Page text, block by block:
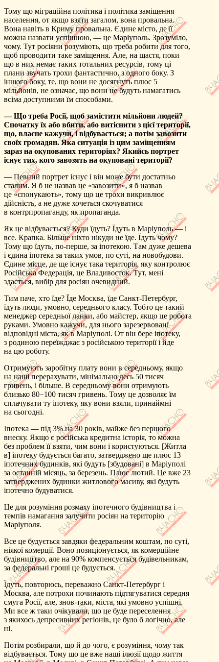
Тому що міграційна політика і політика заміщення
населення, от якщо взяти загалом, вона провальна.
Вона навіть в Криму провальна. Єдине місто, де її
можна назвати успішною, — це Маріуполь. Зрозуміло,
чому. Тут росіяни розуміють, що треба робити для того,
щоб проводити таке заміщення. Але, на щастя, поки
що в них немає таких тотальних ресурсів, тому ці
плани звучать трохи фантастично, з одного боку. З
іншого боку, те, що вони не досягнуть плюс 5
мільйонів, не означає, що вони не будуть намагатись
всіма доступними їм способами.
— Що треба Росії, щоб замістити мільйони людей?
Спочатку їх або вбити, або витіснити з цієї території,
що, власне кажучи, і відбувається; а потім завозити
своїх громадян. Яка ситуація із цим заміщенням
зараз на окупованих територіях? Якийсь портрет
існує тих, кого завозять на окуповані території?
— Певний портрет існує і він може бути достатньо
сталим. Я б не назвав це «завозити», я б назвав
це «спонукають», тому що це трохи викривлює
дійсність, а не дуже хочеться скочуватися
в контрпропаганду, як пропаганда.
Як це відбувається? Куди їдуть? Їдуть в Маріуполь — і
все. Крапка. Більше ніхто нікуди не їде. Їдуть чому?
Тому що їдуть, по-перше, за іпотекою. Там дуже дешева
і єдина іпотека за таких умов, по суті, на новобудови.
Єдине місце, де ще існує така територія, яку контролює
Російська Федерація, це Владивосток. Тут, мені
здається, вибір для росіян очевидний.
Тим паче, хто їде? Їде Москва, їде Санкт-Петербург,
їдуть люди, умовно, середнього класу. Тобто це такий
менеджер середньої ланки, або майстер, якщо це робота
руками. Умовно кажучи, для нього зарезервовані
відповідні міста, як в Маріуполі. От він бере іпотеку,
з родиною переїжджає з російською території і йде
на цю роботу.
Отримують заробітну плату вони в середньому, якщо
на наші перерахувати, мінімально десь 50 тисяч
гривень, і більше. В середньому вони отримують
близько 80−100 тисяч гривень. Тому це дозволяє їм
сплачувати ту іпотеку, яку вони взяли, принаймні
на сьогодні.
Іпотека — під 3% на 30 років, майже без першого
внеску. Якщо є російська кредитна історія, то можна
без проблем її взяти, чим вони і користуються. [Житла
в] іпотеку будується багато, затверджено ще плюс 13
іпотечних будинків, які будуть [збудовані] в Маріуполі
за останній місяць, за березень. Плюс лютий. Це вже 23
затверджених будинки житлового масиву, які будуть
іпотечно будуватися.
Це для розуміння розмаху іпотечного будівництва і
темпів намагання залучити росіян на територію
Маріуполя.
Все це будується завдяки федеральним коштам, по суті,
ніякої комерції. Воно позиціонується, як комерційне
будівництво, але на 90% компенсується будівельникам,
за федеральні гроші це будується.
Їдуть, повторюсь, переважно Санкт-Петербург і
Москва, але потрохи починають підтягуватися середня
смуга Росії, але, знов-таки, міста, які умовно успішні.
Ми все ж таки очікували, що це буде переселення
з якихось депресивних регіонів, це було б логічно, але
ні.
Потім розбирали, що й до чого, є розуміння, чому так
відбувається. Тому що це вже наші ілюзії щодо життя